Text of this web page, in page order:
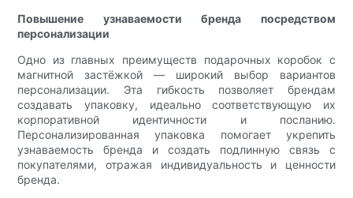
Повышение узнаваемости бренда посредством
персонализации
Одно из главных преимуществ подарочных коробок с
магнитной застёжкой — широкий выбор вариантов
персонализации. Эта гибкость позволяет брендам
создавать упаковку, идеально соответствующую их
корпоративной идентичности и посланию.
Персонализированная упаковка помогает укрепить
узнаваемость бренда и создать подлинную связь с
покупателями, отражая индивидуальность и ценности
бренда.